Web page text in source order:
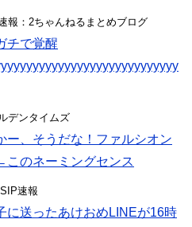
報：2ちゃんねるまとめブログ
チで覚醒
デンタイムズ
ー、そうだな！ファルシオン
のネーミングセンス
速報
に送ったあけおめLINEが16時